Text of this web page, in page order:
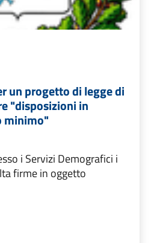
un progetto di legge di
"disposizioni in
minimo"
i Servizi Demografici i
firme in oggetto